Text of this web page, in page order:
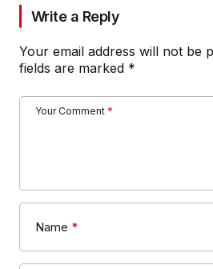
Write a Reply
Your email address will not be
fields are marked *
Your Comment *
Name *